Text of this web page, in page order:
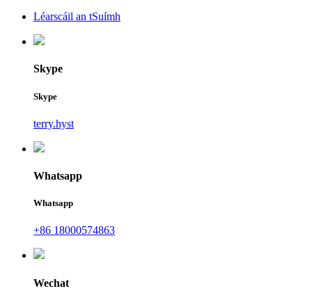
Léarscáil an tSuímh
Skype
Skype
terry.hyst
Whatsapp
Whatsapp
+86 18000574863
Wechat